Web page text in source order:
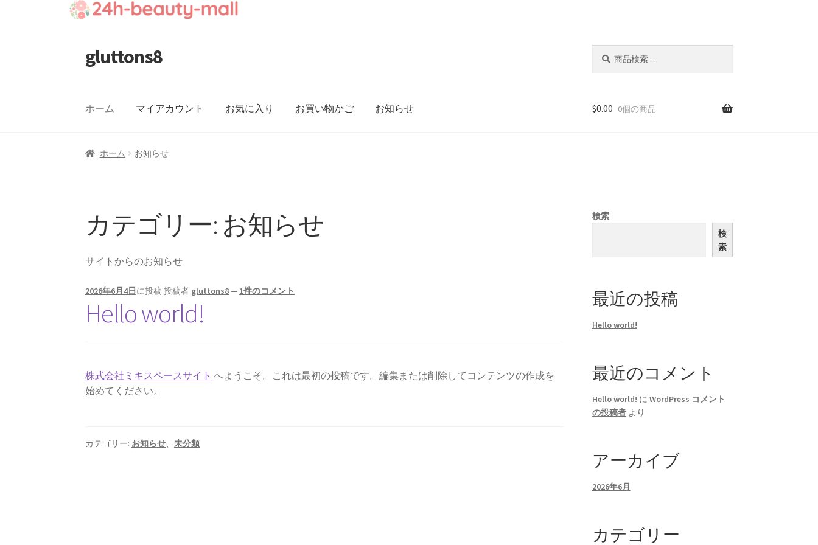
ナ
ビ
シ
へ
プ
コ
ン
ツ
キ
gluttons8
ホーム マイアカウント お気に入り お買い物かご お知らせ $0.00 0個の商品
ホーム お知らせ
カテゴリー: お知らせ
サイトからのお知らせ
2026年6月4日に投稿投稿者 gluttons8— 1件のコメント
Hello world!
株式会社ミキスペースサイト へようこそ。これは最初の投稿です。編集または削除してコンテンツの作成を
始めてください。
カテゴリー: お知らせ 、未分類
検索
検
索
最近の投稿
Hello world!
最近のコメント
Hello world! に WordPress コメント
の投稿者より
アーカイブ
2026年6月
カテゴリー